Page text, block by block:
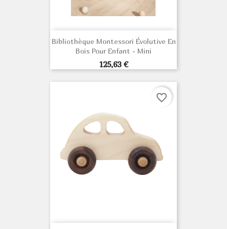
Bibliothèque Montessori Évolutive En
Bois Pour Enfant - Mini
Prix
125,63 €
favorite_border